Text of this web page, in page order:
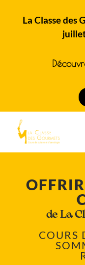
La Classe des
de La
COURS